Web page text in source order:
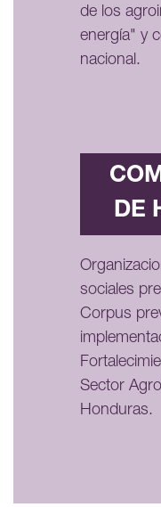
de los
energía" y
nacional.
DE
sociales
Corpus
Sector
Honduras.